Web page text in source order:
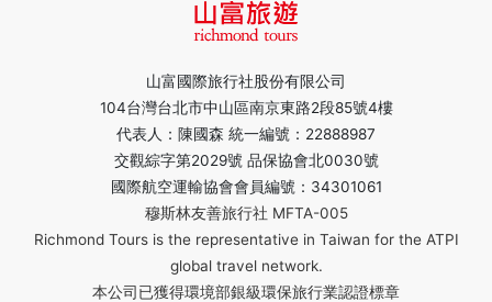
山富國際旅行社股份有限公司
104台灣台北市中山區南京東路2段85號4樓
代表人：陳國森 統一編號：22888987
交觀綜字第2029號 品保協會北0030號
國際航空運輸協會會員編號：34301061
穆斯林友善旅行社 MFTA-005
Richmond Tours is the representative in Taiwan for the ATPI
global travel network.
本公司已獲得環境部銀級環保旅行業認證標章